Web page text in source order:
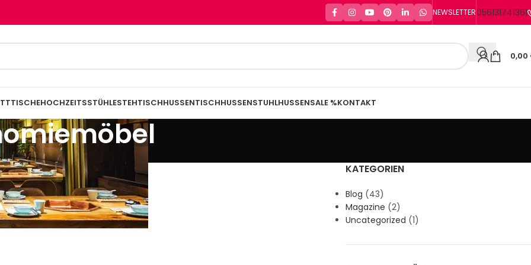
NEWSLETTER056131741361
0,00
HOCHZEITSSTÜHLESTEHTISCHHUSSENTISCHHUSSENSTUHLHUSSENSALE %KONTAKT
KATEGORIEN
Blog (43)
Magazine (2)
Uncategorized (1)